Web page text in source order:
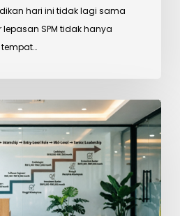
hari ini tidak lagi sama
lepasan SPM tidak hanya